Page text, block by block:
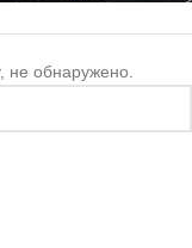
не обнаружено.